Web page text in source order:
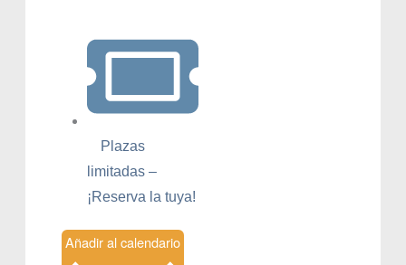
Plazas
limitadas –
¡Reserva la tuya!